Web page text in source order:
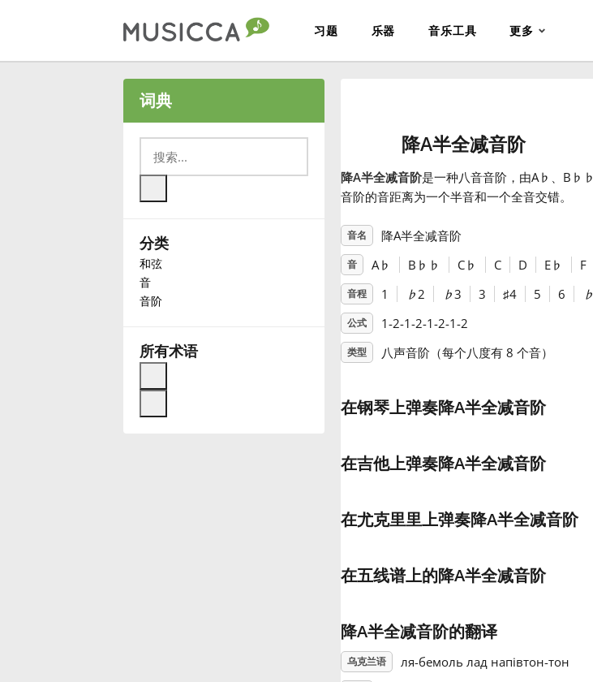
习题 乐器 音乐工具 更多
Български
Deutsch
Español
Français
词典
分类
和弦
音
音阶
所有术语
降A半全减音阶
降A半全减音阶是一种八音音阶，由A♭ 、B ♭ ♭
音阶的音距离为一个半音和一个全音交错。
音名 降A半全减音阶
音 A♭ B ♭ ♭ C♭ C D E♭ F
音程 1 ♭2 ♭3 3 ♯4 5 6 ♭
公式 1-2-1-2-1-2-1-2
类型 八声音阶（每个八度有 8 个音）
在钢琴上弹奏降A半全减音阶
在吉他上弹奏降A半全减音阶
在尤克里里上弹奏降A半全减音阶
在五线谱上的降A半全减音阶
降A半全减音阶的翻译
乌克兰语 ля-бемоль лад напівтон-тон